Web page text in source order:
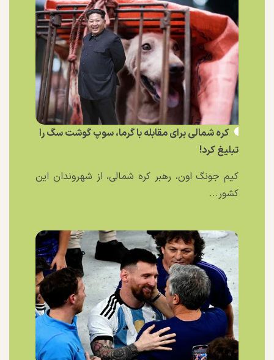
کره شمالی برای مقابله با گرما، سوپ گوشت سگ را
تبلیغ کرد!
کیم جونگ اون، رهبر کره شمالی، از شهروندان این
کشور...